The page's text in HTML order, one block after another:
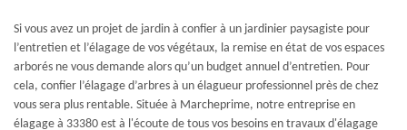
Si vous avez un projet de jardin à confier à un jardinier paysagiste pour
l’entretien et l’élagage de vos végétaux, la remise en état de vos espaces
arborés ne vous demande alors qu’un budget annuel d’entretien. Pour
cela, confier l’élagage d’arbres à un élagueur professionnel près de chez
vous sera plus rentable. Située à Marcheprime, notre entreprise en
élagage à 33380 est à l'écoute de tous vos besoins en travaux d'élagage